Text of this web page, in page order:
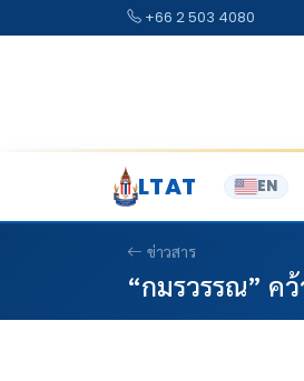
+66 2 503 4080
LTAT EN
ข่าวสาร
“กมรวรรณ” ค